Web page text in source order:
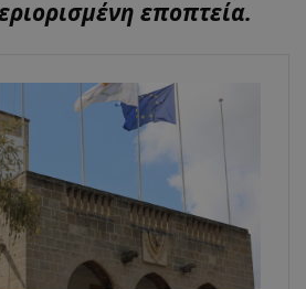
εποπτεία.